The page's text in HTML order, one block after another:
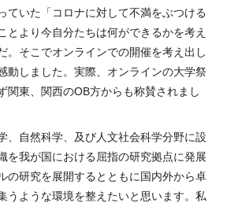
ていた「コロナに対して不満をぶつける
とより今自分たちは何ができるかを考え
。そこでオンラインでの開催を考え出し
動しました。実際、オンラインの大学祭
関東、関西のOB方からも称賛されまし
、自然科学、及び人文社会科学分野に設
を我が国における屈指の研究拠点に発展
の研究を展開するとともに国内外から卓
うような環境を整えたいと思います。私